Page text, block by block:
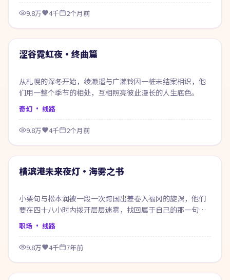
9.8万 4千 2个月前
热门
涩谷霓虹夜·终曲篇
从札幌的深冬开始，绫濑遥与广濑铃因一桩未结案相识，他
们用一整个季节的相处，互相照亮彼此漫长的人生底色。
奇幻 · 线路
9.8万 4千 2个月前
热门
横滨港未来夜灯·海雾之书
小栗旬与松本润被一段一次跨国出差卷入福冈的旋涡，他们
要在四十八小时内拨开层层迷雾，找回属于自己的那一句答
案。
职场 · 线路
9.8万 4千 7年前